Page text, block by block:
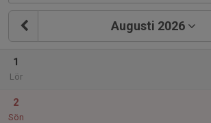
Augusti 2026
1
Lör
2
Sön